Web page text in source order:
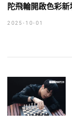
陀飛輪開啟色彩新
2025-10-01